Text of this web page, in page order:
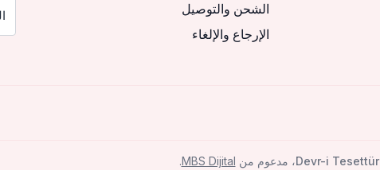
الشحن والتوصيل
الإرجاع والإلغاء
Devr-i Tesettür، مدعوم من MBS Dijital
.